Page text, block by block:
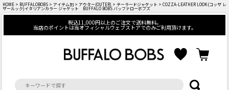
HOME > BUFFALOBOBS > アイテム別 > アウター(OUTER) > テーラードジャケット > COZZA-LEATHER LOOK(コッザ レ
ザールック)イタリアンカラー ジャケット BUFFALO BOBS バッファローボブズ
税込11,000円以上のご注文で送料無料。
当店のポイントは当オフィシャルウェブストアでのみご利用頂けます。